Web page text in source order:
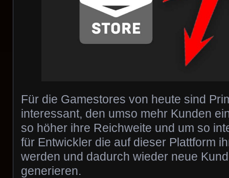
Für die Gamestores von heute sind
interessant, den umso mehr Kunden
so höher ihre Reichweite und um so
für Entwickler die auf dieser Plattform
werden und dadurch wieder neue
generieren.